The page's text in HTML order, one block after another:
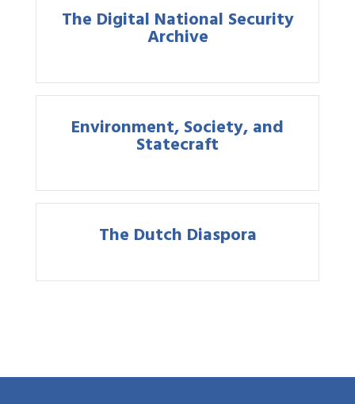
Home
Bibliotheek
The Digital National Security
Archive
Environment, Society, and
Statecraft
The Dutch Diaspora